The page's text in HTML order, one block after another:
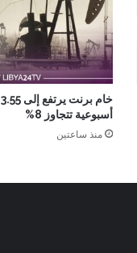
أسبوعية تتجاوز 8%
منذ ساعتين